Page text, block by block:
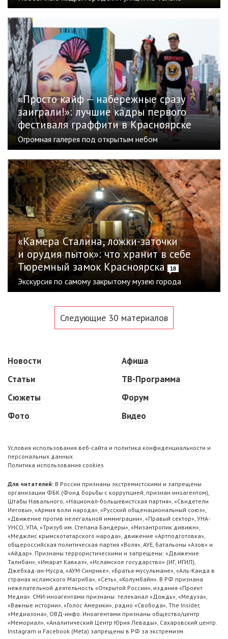
«Просто кайф — набережные сразу
заиграли!»: лучшие кадры первого
фестиваля граффити в Красноярске
Огромная галерея под открытым небом
«Камера Сталина, ложки-заточки
и орудия пыток»: что хранит в себе
Тюремный замок Красноярска
18
Экскурсия по самому закрытому музею города
Следующие 30 материалов
Новости
Статьи
Сюжеты
Фото
Афиша
ТВ-Программа
Форум
Видео
Условия использования веб-сайта и политика конфиденциальности и
персональных данных
Политика использования cookies
Для читателей: В России признаны экстремистскими и запрещены
организации ФБК (Фонд борьбы с коррупцией, признан иноагентом),
Штабы Навального, «Национал-большевистская партия», «Свидетели
Иеговы», «Армия воли народа», «Русский общенациональный союз»,
«Движение против нелегальной иммиграции», «Правый сектор», УНА-
УНСО, УПА, «Тризуб им. Степана Бандеры», «Мизантропик дивижн»,
«Меджлис крымскотатарского народа», движение «Артподготовка»,
общероссийская политическая партия «Воля», АУЕ, батальоны «Азов» и
«Айдар». Признаны террористическими и запрещены: «Движение
Талибан», «Имарат Кавказ», «Исламское государство» (ИГ, ИГИЛ),
Джебхад-ан-Нусра, «АУМ Синрике», «Братья-мусульмане», «Аль-Каида в
странах исламского Магриба», «Сеть», «Колумбайн». В РФ признана
нежелательной деятельность «Открытой России», издания «Проект
Медиа». СМИ-иноагентами признаны: телеканал «Дождь», «Медуза»,
«Важные истории», «Голос Америки», радио «Свобода», The Insider,
«Медиазона», ОВД-инфо. Иноагентами признаны общество/центр
«Мемориал», «Аналитический Центр Юрия Левады», Сахаровский центр.
Instagram и Facebook (Metа) запрещены в РФ за экстремизм.